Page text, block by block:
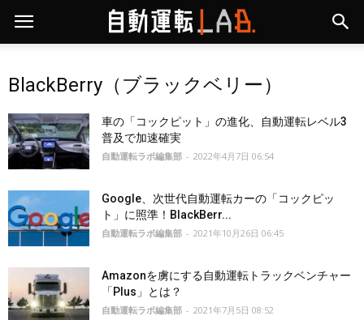
BlackBerry（ブラックベリー）
車の「コックピット」の進化、自動運転レベル3
普及で加速確実
自動運転ラボ編集部 - 2022年4月7日 06:54
Google、次世代自動運転カーの「コックピッ
ト」に照準！BlackBerr...
自動運転ラボ編集部 - 2021年10月26日 06:45
Amazonを虜にする自動運転トラックベンチャー
「Plus」とは？
自動運転ラボ編集部 - 2021年7月5日 08:52